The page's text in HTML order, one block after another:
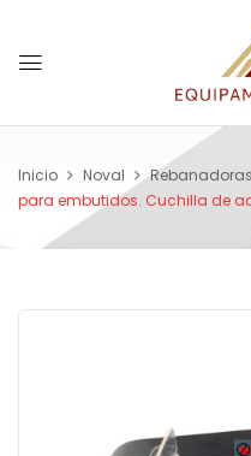
Inicio Noval Rebanadoras
para embutidos. Cuchilla de